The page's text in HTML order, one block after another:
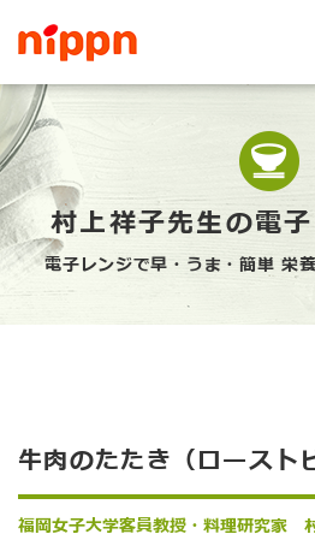
村上祥子先生の電
電子レンジで早・うま・簡単 栄
牛肉のたたき（ロースト
福岡女子大学客員教授・料理研究家